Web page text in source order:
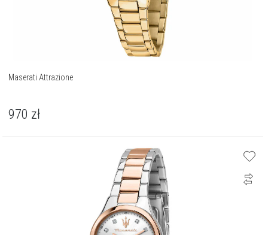
Maserati Attrazione
970 zł